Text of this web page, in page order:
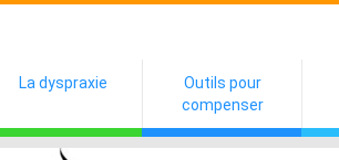
La dyspraxie
Outils pour
compenser